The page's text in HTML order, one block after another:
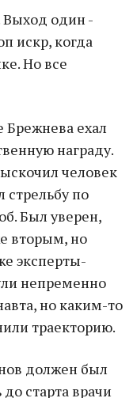
Выход один -
искр, когда
Но все
Брежнева ехал
награду.
человек
по
Был уверен,
вторым, но
эксперты-
непременно
но каким-то
траекторию.
должен был
старта врачи